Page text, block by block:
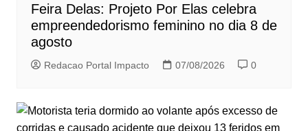
Feira Delas: Projeto Por Elas celebra
empreendedorismo feminino no dia 8 de
agosto
Redacao Portal Impacto 07/08/2026 0